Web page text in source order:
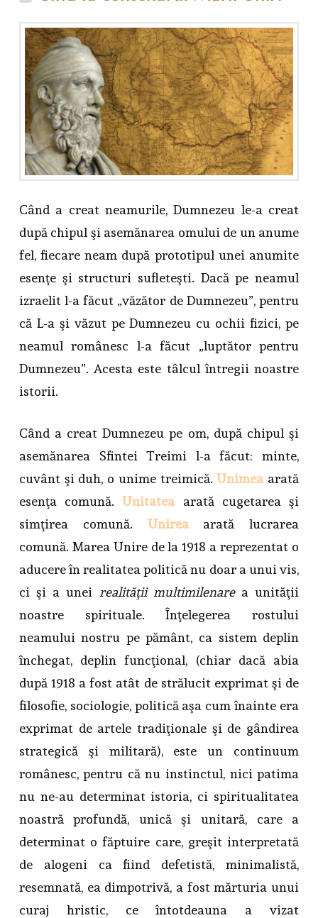
Când a creat neamurile, Dumnezeu le-a creat
după chipul şi asemănarea omului de un anume
fel, fiecare neam după prototipul unei anumite
esenţe şi structuri sufleteşti. Dacă pe neamul
izraelit l-a făcut „văzător de Dumnezeu”, pentru
că L-a şi văzut pe Dumnezeu cu ochii fizici, pe
neamul românesc l-a făcut „luptător pentru
Dumnezeu”. Acesta este tâlcul întregii noastre
istorii.
Când a creat Dumnezeu pe om, după chipul şi
asemănarea Sfintei Treimi l-a făcut: minte,
cuvânt şi duh, o unime treimică.Unimea arată
esenţa comună.Unitatea arată cugetarea şi
simţirea comună. Unireaarată lucrarea
comună. Marea Unire de la 1918 a reprezentat o
aducere în realitatea politică nu doar a unui vis,
ci şi a unei
realităţii multimilenarea unităţii
noastre spirituale. Înţelegerea rostului
neamului nostru pe pământ, ca sistem deplin
închegat, deplin funcţional, (chiar dacă abia
după 1918 a fost atât de strălucit exprimat şi de
filosofie, sociologie, politică aşa cum înainte era
exprimat de artele tradiţionale şi de gândirea
strategică şi militară), este un continuum
românesc, pentru că nu instinctul, nici patima
nu ne-au determinat istoria, ci spiritualitatea
noastră profundă, unică şi unitară, care a
determinat o făptuire care, greşit interpretată
de alogeni ca fiind defetistă, minimalistă,
resemnată, ea dimpotrivă, a fost mărturia unui
curaj hristic, ce întotdeauna a vizat